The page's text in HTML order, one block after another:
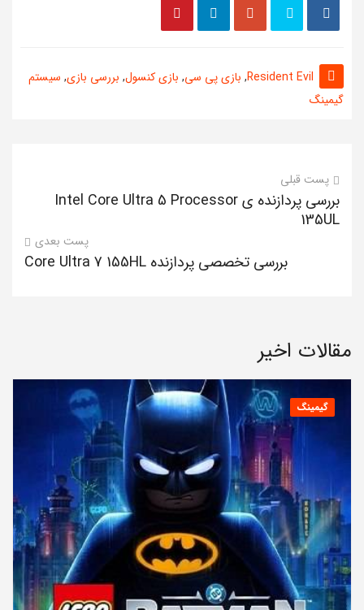
Resident Evil
, بازی پی سی, بازی کنسول, بررسی بازی, سیستم
گیمینگ
پست قبلی
بررسی پردازنده ی Intel Core Ultra 5 Processor
135UL
پست بعدی
بررسی تخصصی پردازنده Core Ultra 7 155HL
مقالات اخیر
گیمینگ